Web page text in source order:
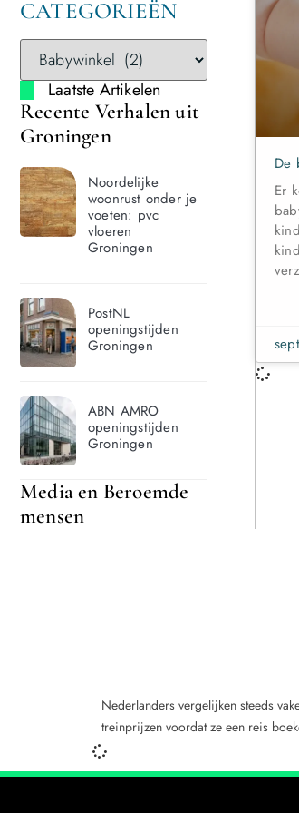
CATEGORIEËN
Laatste Artikelen
Recente Verhalen uit
Groningen
Noordelijke
woonrust onder je
voeten: pvc
vloeren
Groningen
PostNL
openingstijden
Groningen
ABN AMRO
openingstijden
Groningen
Media en Beroemde
mensen
De
Er
Nederlanders vergelijken steeds
treinprijzen voordat ze een reis